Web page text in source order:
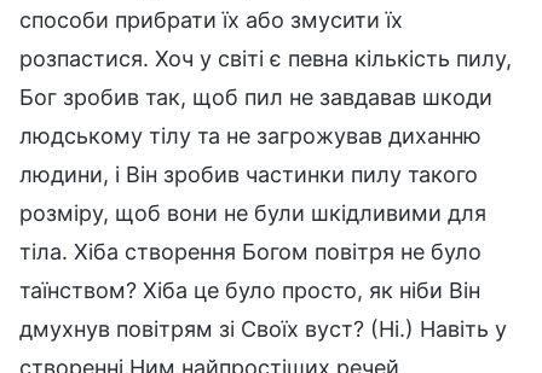
способи прибрати їх або змусити їх
розпастися. Хоч у світі є певна кількість пилу,
Бог зробив так, щоб пил не завдавав шкоди
людському тілу та не загрожував диханню
людини, і Він зробив частинки пилу такого
розміру, щоб вони не були шкідливими для
тіла. Хіба створення Богом повітря не було
таїнством? Хіба це було просто, як ніби Він
дмухнув повітрям зі Своїх вуст? (Ні.) Навіть у
створенні Ним найпростіших речей